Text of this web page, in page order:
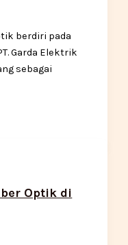
berdiri pada
Garda Elektrik
sebagai
Optik di